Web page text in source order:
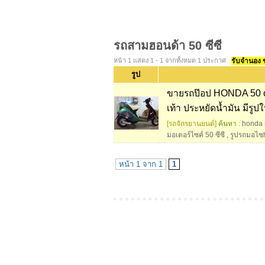
รถสามฮอนด้า 50 ซีซี
หน้า 1 แสดง 1 - 1 จากทั้งหมด 1 ประกาศ รับจำนอง
รูป
ขายรถป๊อป HONDA 50
เท้า ประหยัดน้ำมัน มีรูป
[รถจักรยานยนต์] ค้นหา : honda
มอเตอร์ไซค์ 50 ซีซี , รูปรถมอไ
หน้า 1 จาก 1 1